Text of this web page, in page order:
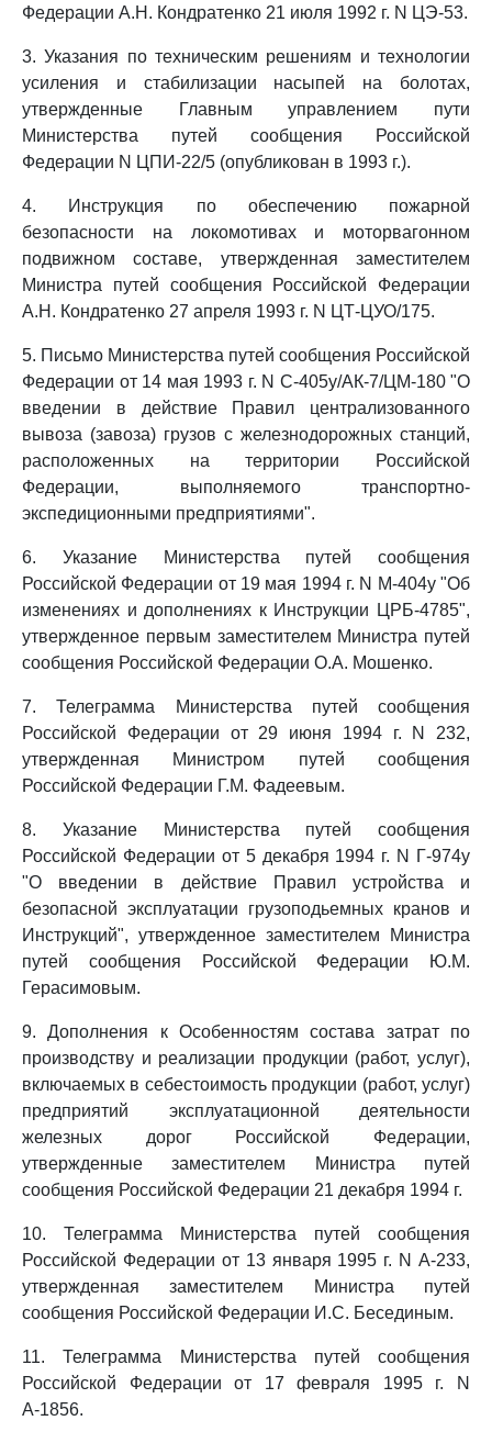
Федерации А.Н. Кондратенко 21 июля 1992 г. N ЦЭ-53.
3. Указания по техническим решениям и технологии
усиления и стабилизации насыпей на болотах,
утвержденные Главным управлением пути
Министерства путей сообщения Российской
Федерации N ЦПИ-22/5 (опубликован в 1993 г.).
4. Инструкция по обеспечению пожарной
безопасности на локомотивах и моторвагонном
подвижном составе, утвержденная заместителем
Министра путей сообщения Российской Федерации
А.Н. Кондратенко 27 апреля 1993 г. N ЦТ-ЦУО/175.
5. Письмо Министерства путей сообщения Российской
Федерации от 14 мая 1993 г. N С-405у/АК-7/ЦМ-180 "О
введении в действие Правил централизованного
вывоза (завоза) грузов с железнодорожных станций,
расположенных на территории Российской
Федерации, выполняемого транспортно-
экспедиционными предприятиями".
6. Указание Министерства путей сообщения
Российской Федерации от 19 мая 1994 г. N М-404у "Об
изменениях и дополнениях к Инструкции ЦРБ-4785",
утвержденное первым заместителем Министра путей
сообщения Российской Федерации О.А. Мошенко.
7. Телеграмма Министерства путей сообщения
Российской Федерации от 29 июня 1994 г. N 232,
утвержденная Министром путей сообщения
Российской Федерации Г.М. Фадеевым.
8. Указание Министерства путей сообщения
Российской Федерации от 5 декабря 1994 г. N Г-974у
"О введении в действие Правил устройства и
безопасной эксплуатации грузоподьемных кранов и
Инструкций", утвержденное заместителем Министра
путей сообщения Российской Федерации Ю.М.
Герасимовым.
9. Дополнения к Особенностям состава затрат по
производству и реализации продукции (работ, услуг),
включаемых в себестоимость продукции (работ, услуг)
предприятий эксплуатационной деятельности
железных дорог Российской Федерации,
утвержденные заместителем Министра путей
сообщения Российской Федерации 21 декабря 1994 г.
10. Телеграмма Министерства путей сообщения
Российской Федерации от 13 января 1995 г. N А-233,
утвержденная заместителем Министра путей
сообщения Российской Федерации И.С. Бесединым.
11. Телеграмма Министерства путей сообщения
Российской Федерации от 17 февраля 1995 г. N
А-1856.